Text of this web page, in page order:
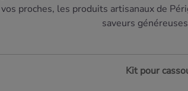
vos proches, les produits artisanaux de
saveurs
Kit pour